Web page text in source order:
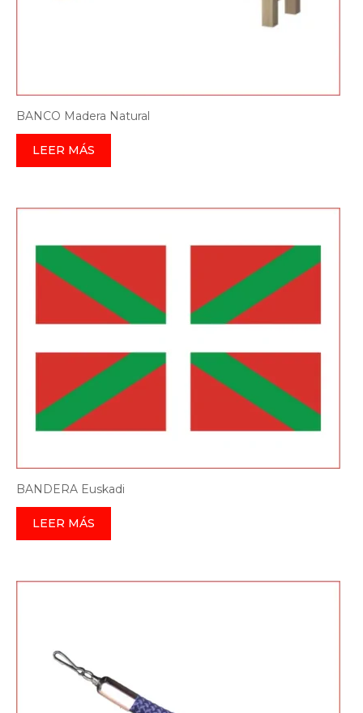
BANCO Madera Natural
LEER MÁS
BANDERA Euskadi
LEER MÁS